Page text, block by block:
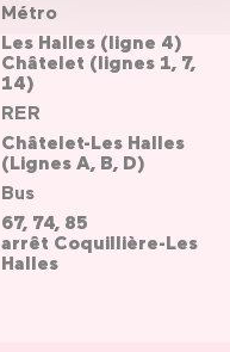
Métro
Les Halles (ligne 4)
Châtelet (lignes 1, 7,
14)
RER
Châtelet-Les Halles
(Lignes A, B, D)
Bus
67, 74, 85
arrêt Coquillière-Les
Halles